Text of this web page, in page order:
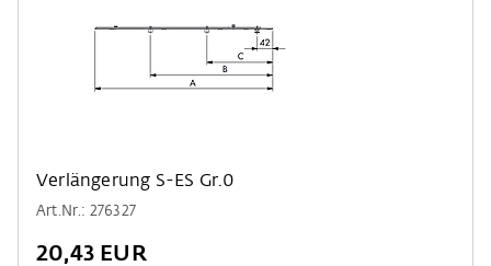
Verlängerung S-ES Gr.0
Art.Nr.: 276327
20,43 EUR